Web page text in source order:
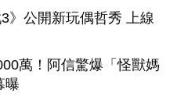
》公開新玩偶哲秀 上線
萬！阿信驚爆「怪獸媽
曝